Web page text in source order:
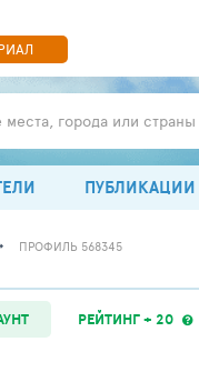
места, города или страны
ПУБЛИКАЦИИ
ПРОФИЛЬ 568345
РЕЙТИНГ + 20